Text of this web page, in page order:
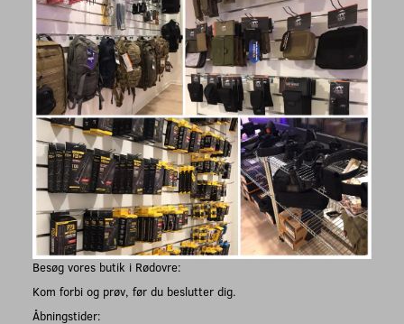
Besøg vores butik i Rødovre:
Kom forbi og prøv, før du beslutter dig.
Åbningstider: